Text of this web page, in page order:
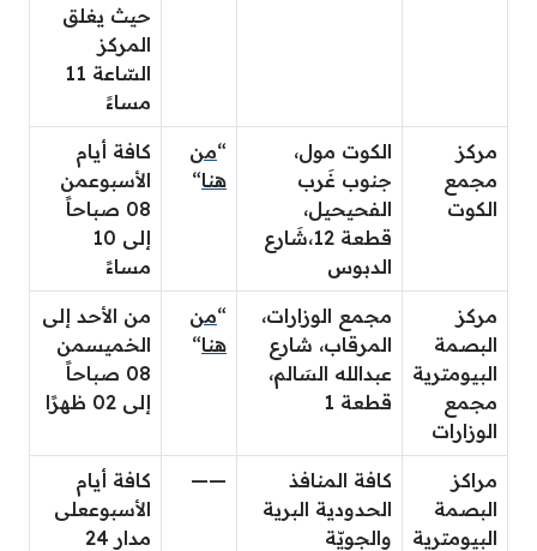
حيث يغلق
المركز
السّاعة 11
مساءََ
مركز
مجمع
الكوت
الكوت مول،
جنوب غَرب
الفحيحيل،
قطعة 12،شَارع
الدبوس
“من
هنا“
كافة أيام
الأسبوعمن
08 صباحاً
إلى 10
مساءً
مركز
البصمة
البيومترية
مجمع
الوزارات
مجمع الوزارات،
المرقاب، شارع
عبدالله السَالم،
قطعة 1
“من
هنا“
من الأحد إلى
الخميسمن
08 صباحاً
إلى 02 ظهرًا
مراكز
البصمة
البيومترية
كافة المنافذ
الحدودية البرية
والجويّة
——
كافة أيام
الأسبوععلى
مدار 24